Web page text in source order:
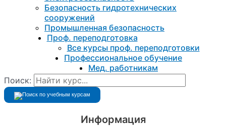
Безопасность гидротехнических
сооружений
Промышленная безопасность
Проф. переподготовка
Все курсы проф. переподготовки
Профессиональное обучение
Мед. работникам
Поиск:
Информация